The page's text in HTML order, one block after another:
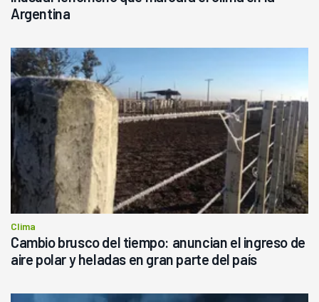
Argentina
Clima
Cambio brusco del tiempo: anuncian el ingreso de
aire polar y heladas en gran parte del país